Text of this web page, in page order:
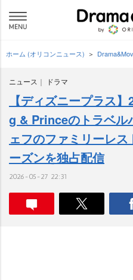
ホーム (オリコンニュース)
ニュース ドラマ
【ディズニープラス
g & Princeのトラベル
ェフのファミリーレ
ーズンを独占配信
2026-05-27 22:31